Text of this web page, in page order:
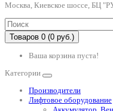
Москва, Киевское шоссе, БЦ
Товаров 0 (0 руб.)
Ваша корзина пуста!
Категории
Производители
Лифтовое оборудование